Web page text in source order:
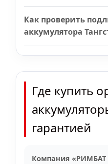
Как проверить
аккумулятора
Где купить
гарантией
Компания